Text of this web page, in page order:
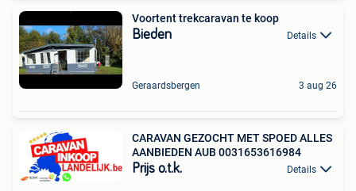
Voortent trekcaravan te koop
Bieden Details
Geraardsbergen 3 aug 26
CARAVAN GEZOCHT MET SPOED ALLES
AANBIEDEN AUB 0031653616984
Prijs o.t.k. Details